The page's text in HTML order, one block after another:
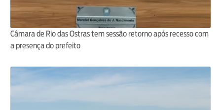
Câmara de Rio das Ostras tem sessão retorno após recesso com
a presença do prefeito